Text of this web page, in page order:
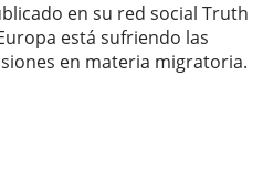
en su red social Truth
está sufriendo las
en materia migratoria.